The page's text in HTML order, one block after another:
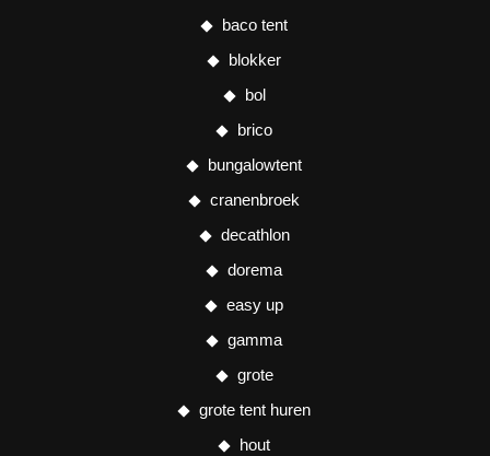
baco tent
blokker
bol
brico
bungalowtent
cranenbroek
decathlon
dorema
easy up
gamma
grote
grote tent huren
hout